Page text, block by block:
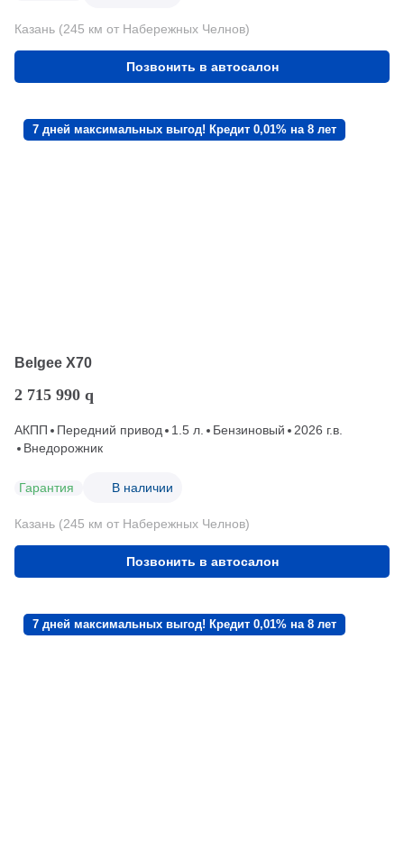
Казань (245 км от Набережных Челнов)
Позвонить в автосалон
7 дней максимальных выгод! Кредит 0,01% на 8 лет
Belgee X70
2 715 990 q
АКПП Передний привод 1.5 л. Бензиновый
2026 г.в.
Внедорожник
Гарантия В наличии
Казань (245 км от Набережных Челнов)
Позвонить в автосалон
7 дней максимальных выгод! Кредит 0,01% на 8 лет